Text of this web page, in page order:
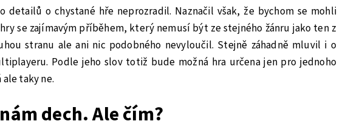
detailů o chystané hře neprozradil. Naznačil však, že bychom se mohli
se zajímavým příběhem, který nemusí být ze stejného žánru jako ten z
stranu ale ani nic podobného nevyloučil. Stejně záhadně mluvil i o
Podle jeho slov totiž bude možná hra určena jen pro jednoho
ale taky ne.
dech. Ale čím?